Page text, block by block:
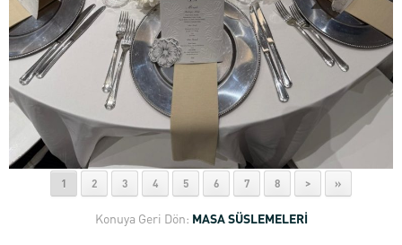
1 2 3 4 5 6 7 8 > »
Konuya Geri Dön: MASA SÜSLEMELERİ